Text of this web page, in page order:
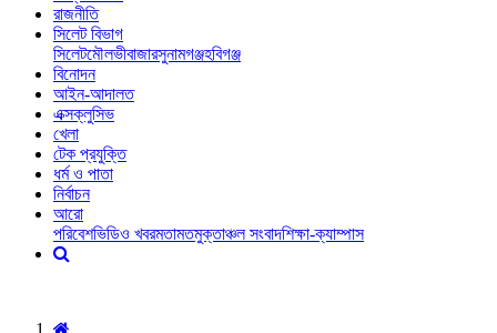
রাজনীতি
সিলেট বিভাগ
সিলেটমৌলভীবাজারসুনামগঞ্জহবিগঞ্জ
বিনোদন
আইন-আদালত
এক্সক্লুসিভ
খেলা
টেক প্রযুক্তি
ধর্ম ও পাতা
নির্বাচন
আরো
পরিবেশভিডিও খবরমতামতমুক্তাঞ্চল সংবাদশিক্ষা-ক্যাম্পাস